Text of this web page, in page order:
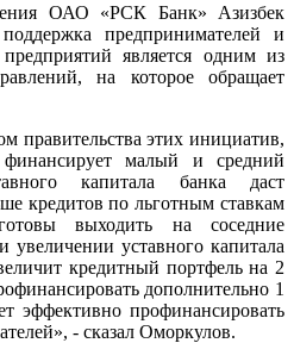
ОАО «РСК Банк» Азизбек
предпринимателей и
является одним из
на которое обращает
правительства этих инициатив,
малый и средний
капитала банка даст
кредитов по льготным ставкам
выходить на соседние
уставного капитала
кредитный портфель на 2
дополнительно 1
эффективно профинансировать
- сказал Оморкулов.